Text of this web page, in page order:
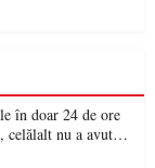
în doar 24 de ore
celălalt nu a avut